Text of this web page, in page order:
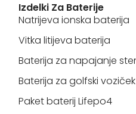
Izdelki Za Baterije
Natrijeva ionska baterija
Vitka litijeva baterija
Baterija za napajanje
Baterija za golfski voziček
Paket baterij Lifepo4